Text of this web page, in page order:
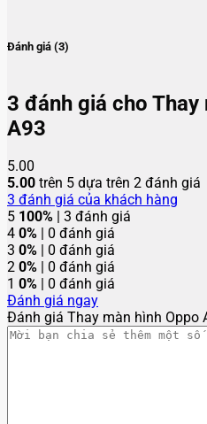
Đánh giá (3)
3 đánh giá cho Thay
A93
5.00
5.00 trên 5 dựa trên 2 đánh giá
3 đánh giá của khách hàng
5 100% | 3 đánh giá
4 0% | 0 đánh giá
3 0% | 0 đánh giá
2 0% | 0 đánh giá
1 0% | 0 đánh giá
Đánh giá ngay
Đánh giá Thay màn hình Oppo